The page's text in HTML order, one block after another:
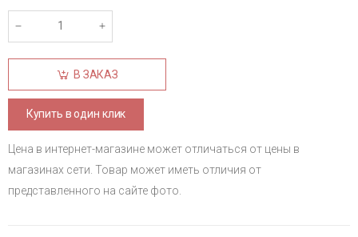
В ЗАКАЗ
Купить в один клик
Цена в интернет-магазине может отличаться от цены в
магазинах сети. Товар может иметь отличия от
представленного на сайте фото.